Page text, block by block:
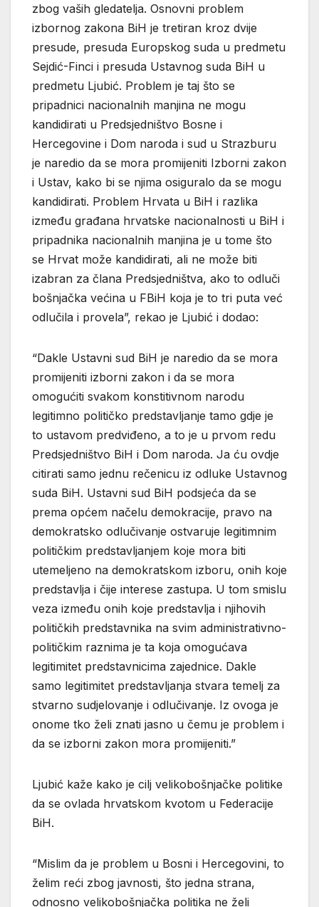
zbog vaših gledatelja. Osnovni problem
izbornog zakona BiH je tretiran kroz dvije
presude, presuda Europskog suda u predmetu
Sejdić-Finci i presuda Ustavnog suda BiH u
predmetu Ljubić. Problem je taj što se
pripadnici nacionalnih manjina ne mogu
kandidirati u Predsjedništvo Bosne i
Hercegovine i Dom naroda i sud u Strazburu
je naredio da se mora promijeniti Izborni zakon
i Ustav, kako bi se njima osiguralo da se mogu
kandidirati. Problem Hrvata u BiH i razlika
između građana hrvatske nacionalnosti u BiH i
pripadnika nacionalnih manjina je u tome što
se Hrvat može kandidirati, ali ne može biti
izabran za člana Predsjedništva, ako to odluči
bošnjačka većina u FBiH koja je to tri puta već
odlučila i provela”, rekao je Ljubić i dodao:
“Dakle Ustavni sud BiH je naredio da se mora
promijeniti izborni zakon i da se mora
omogućiti svakom konstitivnom narodu
legitimno političko predstavljanje tamo gdje je
to ustavom predviđeno, a to je u prvom redu
Predsjedništvo BiH i Dom naroda. Ja ću ovdje
citirati samo jednu rečenicu iz odluke Ustavnog
suda BiH. Ustavni sud BiH podsjeća da se
prema općem načelu demokracije, pravo na
demokratsko odlučivanje ostvaruje legitimnim
političkim predstavljanjem koje mora biti
utemeljeno na demokratskom izboru, onih koje
predstavlja i čije interese zastupa. U tom smislu
veza između onih koje predstavlja i njihovih
političkih predstavnika na svim administrativno-
političkim raznima je ta koja omogućava
legitimitet predstavnicima zajednice. Dakle
samo legitimitet predstavljanja stvara temelj za
stvarno sudjelovanje i odlučivanje. Iz ovoga je
onome tko želi znati jasno u čemu je problem i
da se izborni zakon mora promijeniti.”
Ljubić kaže kako je cilj velikobošnjačke politike
da se ovlada hrvatskom kvotom u Federacije
BiH.
“Mislim da je problem u Bosni i Hercegovini, to
želim reći zbog javnosti, što jedna strana,
odnosno velikobošnjačka politika ne želi